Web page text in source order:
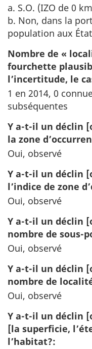
a. S.O. (IZO de 0 km
b. Non, dans la
population aux
Nombre de «
fourchette
l’incertitude, le
1 en 2014, 0
subséquentes
Y a-t-il un déclin
la zone
Oui, observé
Y a-t-il un déclin
l’indice de zone
Oui, observé
Y a-t-il un déclin
nombre de sous-
Oui, observé
Y a-t-il un déclin
nombre de
Oui, observé
Y a-t-il un déclin
[la superficie,
l’habitat?: